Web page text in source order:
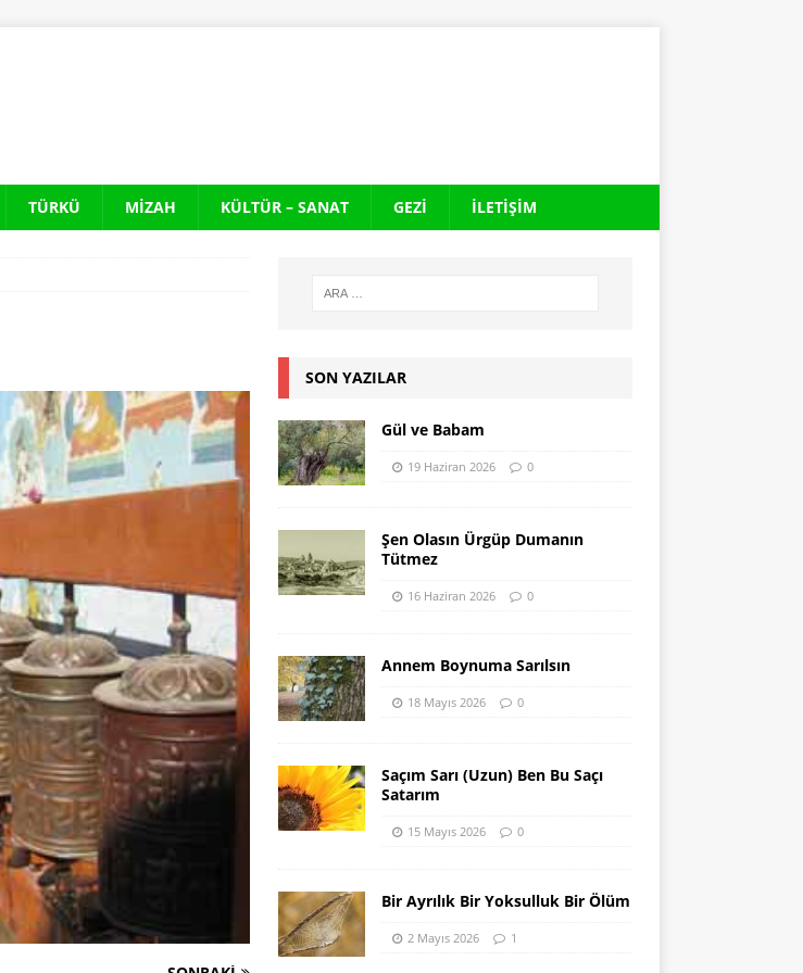
TÜRKÜ MIZAH KÜLTÜR – SANAT GEZI İLETIŞIM
SON YAZILAR
Gül ve Babam
19 Haziran 2026 0
Şen Olasın Ürgüp Dumanın
Tütmez
16 Haziran 2026 0
Annem Boynuma Sarılsın
18 Mayıs 2026 0
Saçım Sarı (Uzun) Ben Bu Saçı
Satarım
15 Mayıs 2026 0
Bir Ayrılık Bir Yoksulluk Bir Ölüm
2 Mayıs 2026 1